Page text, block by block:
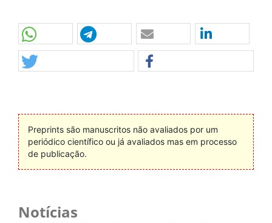
Preprints são manuscritos não avaliados por um
periódico científico ou já avaliados mas em processo
de publicação.
Notícias